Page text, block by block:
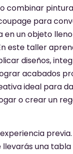
combinar
para
en un objeto
este taller
diseños,
acabados
ideal para
o crear un
una